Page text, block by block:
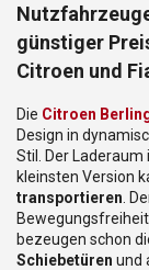
günstiger
Citroen und
Die Citroen
Design in
Stil. Der
kleinsten Version
transportieren .
bezeugen schon
Schiebetüren und